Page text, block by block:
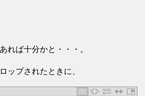
れば十分かと・・・。
ップされたときに、